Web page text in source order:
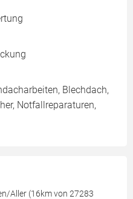
Blechdach,
Notfallreparaturen,
Aller (16km von 27283